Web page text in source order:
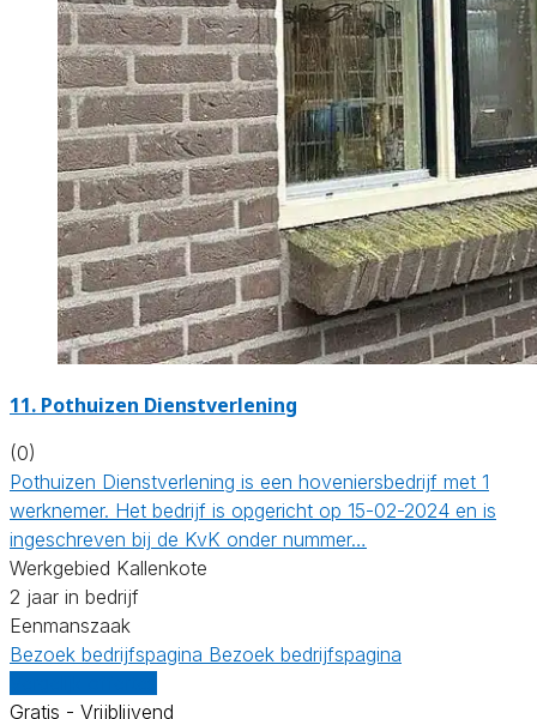
11. Pothuizen Dienstverlening
(0)
Pothuizen Dienstverlening is een hoveniersbedrijf met 1
werknemer. Het bedrijf is opgericht op 15-02-2024 en is
ingeschreven bij de KvK onder nummer…
Werkgebied Kallenkote
2 jaar in bedrijf
Eenmanszaak
Bezoek bedrijfspagina Bezoek bedrijfspagina
Gratis - Vrijblijvend